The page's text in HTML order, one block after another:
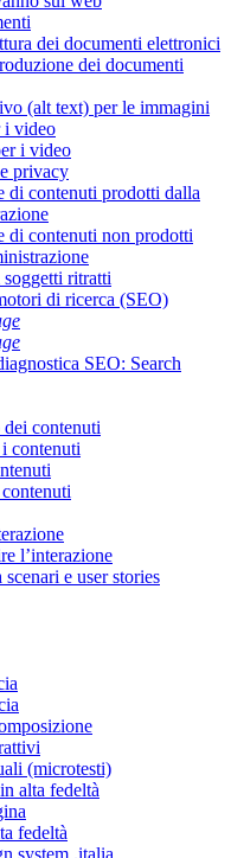
dei documenti elettronici
dei documenti
(alt text) per le immagini
i video
i video
privacy
di contenuti prodotti dalla
di contenuti non prodotti
ritratti
di ricerca (SEO)
SEO: Search
contenuti
contenuti
l’interazione
e user stories
(microtesti)
alta fedeltà
fedeltà
system .italia